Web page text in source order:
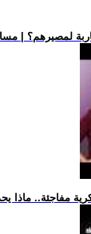
لمصيرهم؟ |
مفاجئة.. ماذا